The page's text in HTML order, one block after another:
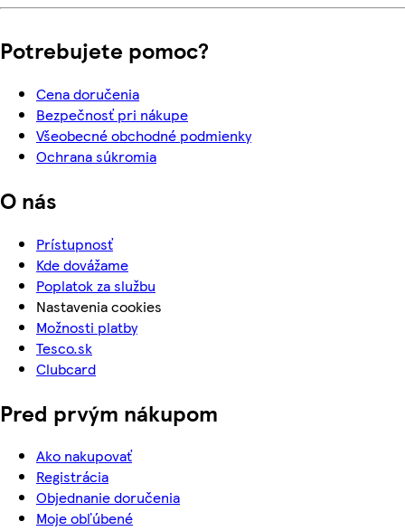
Potrebujete pomoc?
Cena doručenia
Bezpečnosť pri nákupe
Všeobecné obchodné podmienky
Ochrana súkromia
O nás
Prístupnosť
Kde dovážame
Poplatok za službu
Nastavenia cookies
Možnosti platby
Tesco.sk
Clubcard
Pred prvým nákupom
Ako nakupovať
Registrácia
Objednanie doručenia
Moje obľúbené